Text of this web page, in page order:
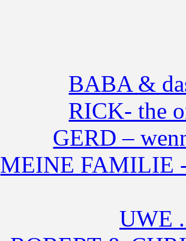
BABA &
RICK- the
GERD –
MEINE FAMILIE -
UWE